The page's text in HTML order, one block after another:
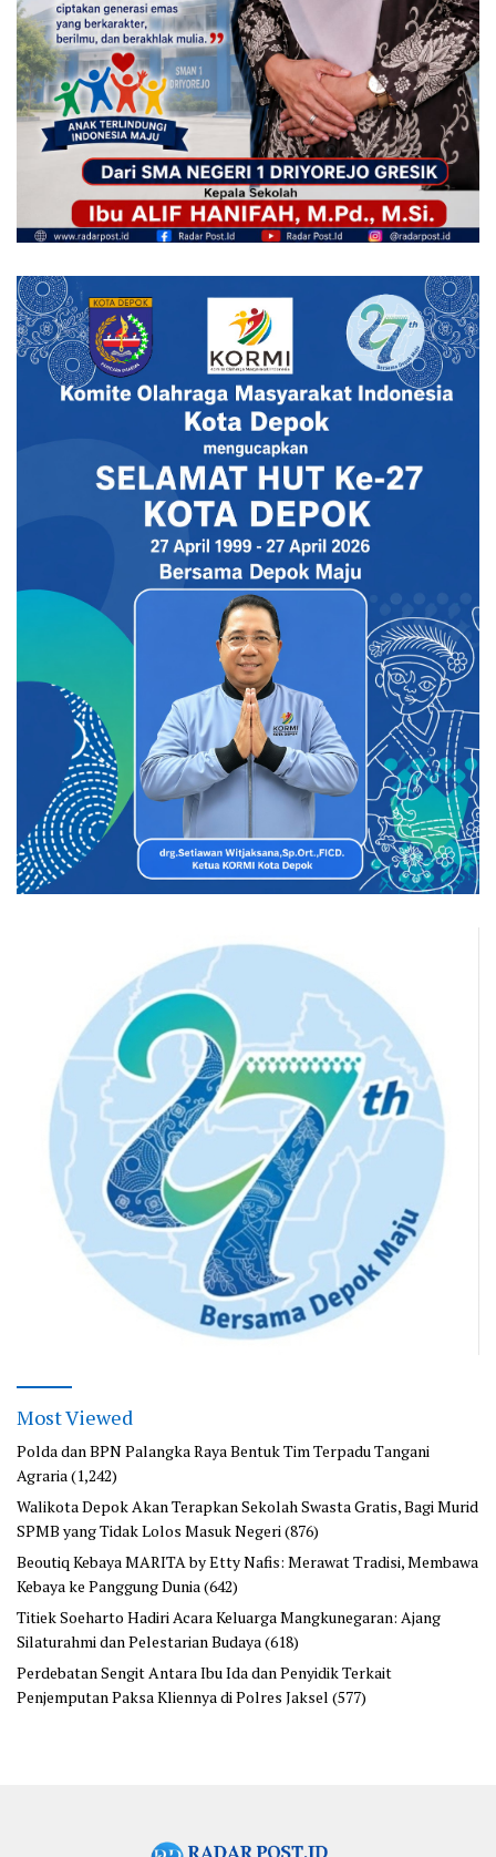
Most Viewed
Polda dan BPN Palangka Raya Bentuk Tim Terpadu Tangani
Agraria(1,242)
Walikota Depok Akan Terapkan Sekolah Swasta Gratis, Bagi Murid
SPMB yang Tidak Lolos Masuk Negeri(876)
Beoutiq Kebaya MARITA by Etty Nafis: Merawat Tradisi, Membawa
Kebaya ke Panggung Dunia(642)
Titiek Soeharto Hadiri Acara Keluarga Mangkunegaran: Ajang
Silaturahmi dan Pelestarian Budaya(618)
Perdebatan Sengit Antara Ibu Ida dan Penyidik Terkait
Penjemputan Paksa Kliennya di Polres Jaksel (577)